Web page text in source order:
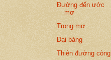
Đường đến ước
mơ
Trong mơ
Đại bàng
Thiên đường còng